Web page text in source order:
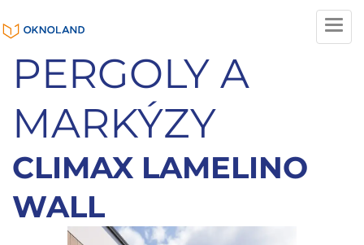
PERGOLY A
MARKÝZY
CLIMAX LAMELINO
WALL